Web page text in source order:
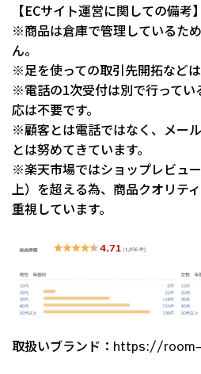
【ECサイト運営に関しての備考】
※商品は倉庫で管理しているた
ん。
※足を使っての取引先開拓などは
※電話の1次受付は別で行ってい
応は不要です。
※顧客とは電話ではなく、メー
とは努めてきています。
※楽天市場ではショップレビュ
上）を超える為、商品クオリテ
重視しています。
取扱いブランド： https://